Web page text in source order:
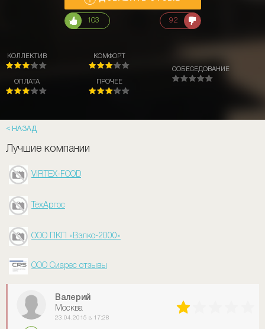
103 92
КОЛЛЕКТИВ
ОПЛАТА
КОМФОРТ
ПРОЧЕЕ
СОБЕСЕДОВАНИЕ
НАЗАД
Лучшие компании
VIRTEX-FOOD
ТехАргос
ООО ПКП «Вэлко-2000»
ООО Сиарес отзывы
Валерий
Москва
23.04.2015 в 17:28